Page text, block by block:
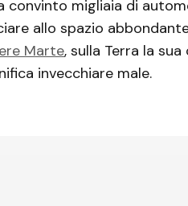
convinto migliaia di
allo spazio
Marte, sulla Terra la
invecchiare male.